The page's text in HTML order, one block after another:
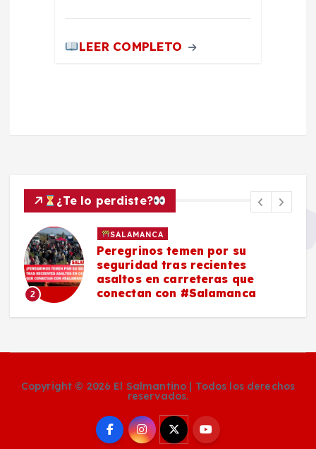
LEER COMPLETO
¿Te lo perdiste?
2
SALAMANCA
Peregrinos temen por su
seguridad tras recientes
asaltos en carreteras que
conectan con #Salamanca
Copyright © 2026 El Salmantino | Todos los derechos
reservados.